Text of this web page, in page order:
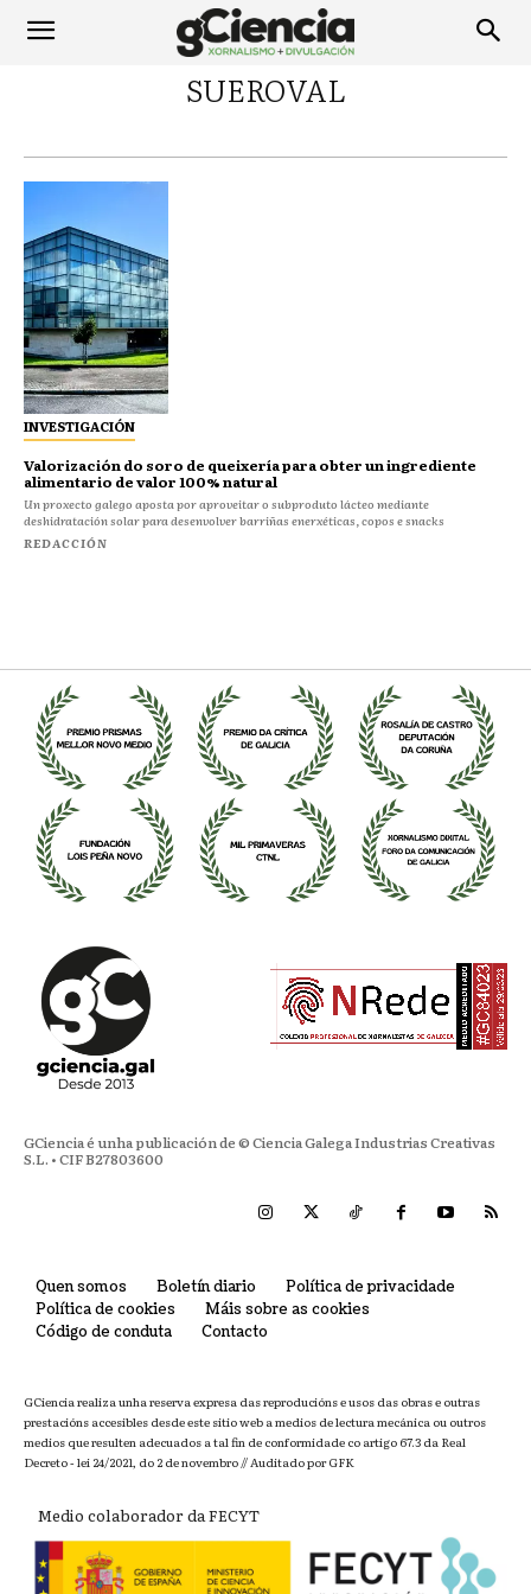
SUEROVAL
INVESTIGACIÓN
Valorización do soro de queixería para obter un ingrediente
alimentario de valor 100% natural
Un proxecto galego aposta por aproveitar o subproduto lácteo mediante
deshidratación solar para desenvolver barriñas enerxéticas, copos e snacks
REDACCIÓN
GCiencia é unha publicación de © Ciencia Galega Industrias Creativas
S.L. • CIF B27803600
Quen somos Boletín diario
Política de privacidade
Política de cookies
Máis sobre as cookies
Código de conduta
Contacto
GCiencia realiza unha reserva expresa das reproducións e usos das obras e outras
prestacións accesibles desde este sitio web a medios de lectura mecánica ou outros
medios que resulten adecuados a tal fin de conformidade co artigo 67.3 da Real
Decreto - lei 24/2021, do 2 de novembro // Auditado por GFK
Medio colaborador da FECYT